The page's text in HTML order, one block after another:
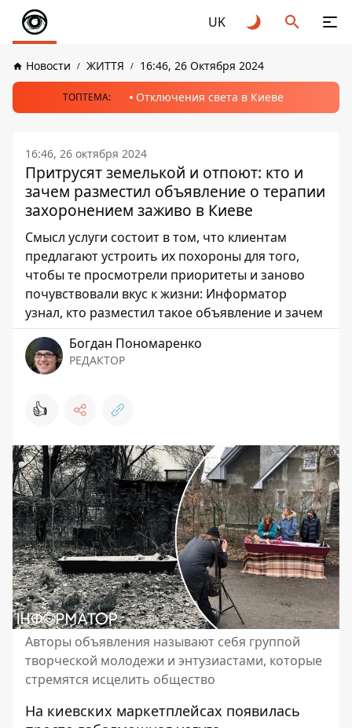
UK
Новости ЖИТТЯ 16:46, 26 Октября 2024
ТОПТЕМА: Отключения света в Киеве
16:46, 26 октября 2024
Притрусят земелькой и отпоют: кто и
зачем разместил объявление о терапии
захоронением заживо в Киеве
Смысл услуги состоит в том, что клиентам
предлагают устроить их похороны для того,
чтобы те просмотрели приоритеты и заново
почувствовали вкус к жизни: Информатор
узнал, кто разместил такое объявление и зачем
Богдан Пономаренко
РЕДАКТОР
👍
Авторы объявления называют себя группой
творческой молодежи и энтузиастами, которые
стремятся исцелить общество
На киевских маркетплейсах появилась